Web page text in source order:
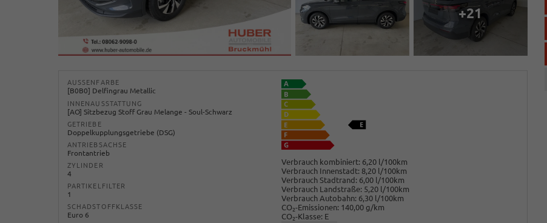
+21
AUSSENFARBE
[B0B0] Delfingrau Metallic
INNENAUSSTATTUNG
[AO] Sitzbezug Stoff Grau Melange - Soul-Schwarz
GETRIEBE
Doppelkupplungsgetriebe (DSG)
ANTRIEBSACHSE
Frontantrieb
ZYLINDER
4
PARTIKELFILTER
1
SCHADSTOFFKLASSE
Euro 6
Verbrauch kombiniert: 6,20 l/100km
Verbrauch Innenstadt: 8,20 l/100km
Verbrauch Stadtrand: 6,00 l/100km
Verbrauch Landstraße: 5,20 l/100km
Verbrauch Autobahn: 6,30 l/100km
CO2-Emissionen: 140,00 g/km
CO2-Klasse: E